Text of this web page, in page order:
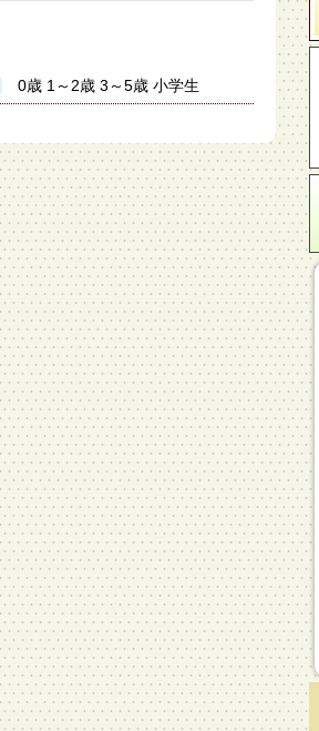
0歳 1～2歳 3～5歳 小学生